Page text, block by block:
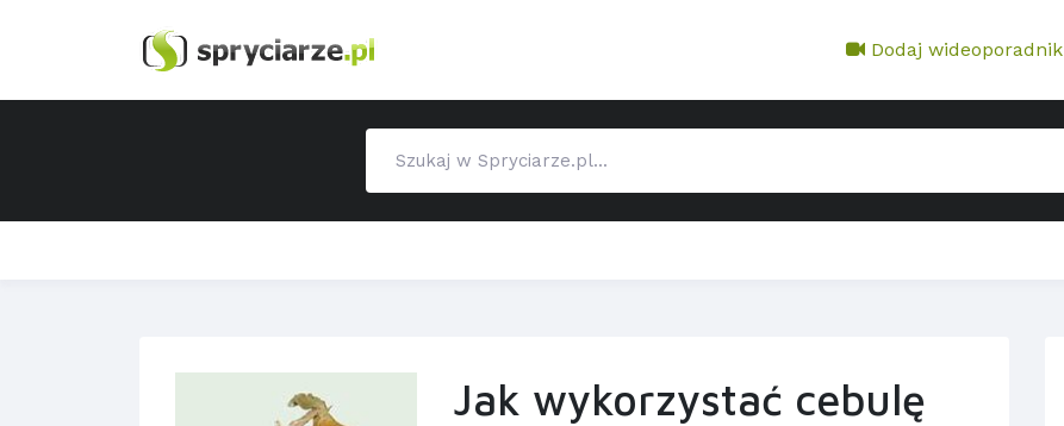
Dodaj wideoporadnik
Jak wykorzystać cebulę